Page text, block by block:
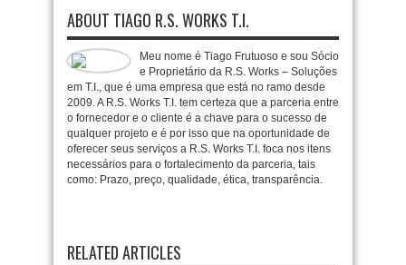
ABOUT TIAGO R.S. WORKS T.I.
Meu nome é Tiago Frutuoso e sou Sócio
e Proprietário da R.S. Works – Soluções
em T.I., que é uma empresa que está no ramo desde
2009. A R.S. Works T.I. tem certeza que a parceria entre
o fornecedor e o cliente é a chave para o sucesso de
qualquer projeto e é por isso que na oportunidade de
oferecer seus serviços a R.S. Works T.I. foca nos itens
necessários para o fortalecimento da parceria, tais
como: Prazo, preço, qualidade, ética, transparência.
RELATED ARTICLES